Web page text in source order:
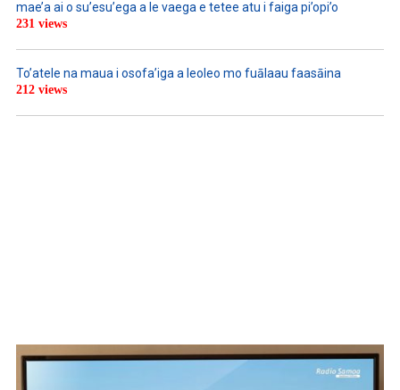
mae’a ai o su’esu’ega a le vaega e tetee atu i faiga pi’opi’o
231 views
To’atele na maua i osofa’iga a leoleo mo fuālaau faasāina
212 views